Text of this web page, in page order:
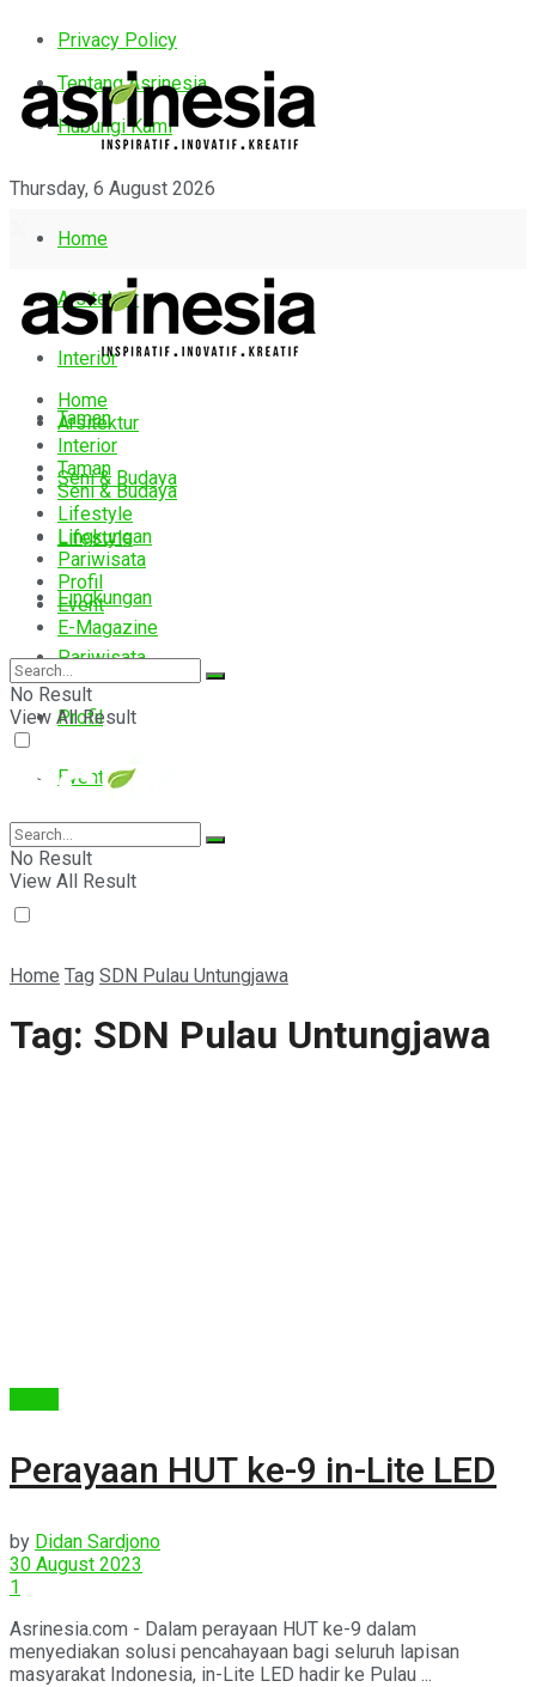
Privacy Policy
Tentang Asrinesia
Hubungi Kami
Thursday, 6 August 2026
Home
Arsitektur
Interior
Taman
Seni & Budaya
Lifestyle
Lingkungan
Pariwisata
Profil
Event
E-Magazine
Home
Arsitektur
Interior
Taman
Seni & Budaya
Lifestyle
Lingkungan
Pariwisata
Profil
Event
E-Magazine
No Result
View All Result
No Result
View All Result
Home Tag SDN Pulau Untungjawa
Tag: SDN Pulau Untungjawa
Perayaan HUT ke-9 in-Lite LED
by Didan Sardjono
30 August 2023
1
Asrinesia.com - Dalam perayaan HUT ke-9 dalam
menyediakan solusi pencahayaan bagi seluruh lapisan
masyarakat Indonesia, in-Lite LED hadir ke Pulau ...